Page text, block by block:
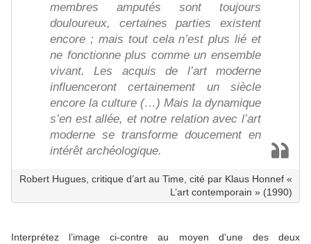
membres amputés sont toujours
douloureux, certaines parties existent
encore ; mais tout cela n’est plus lié et
ne fonctionne plus comme un ensemble
vivant. Les acquis de l’art moderne
influenceront certainement un siècle
encore la culture (…) Mais la dynamique
s’en est allée, et notre relation avec l’art
moderne se transforme doucement en
intérêt archéologique.
Robert Hugues, critique d’art au Time, cité par Klaus Honnef «
L’art contemporain » (1990)
Interprétez l’image ci-contre au moyen d'une des deux